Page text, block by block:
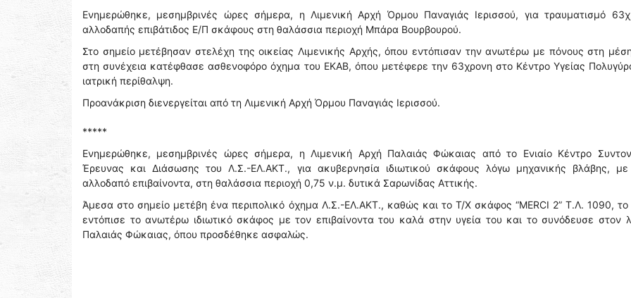
Ενημερώθηκε, μεσημβρινές ώρες σήμερα, η Λιμενική Αρχή Όρμου Παναγιάς Ιερισσού, για τραυματισμό
αλλοδαπής επιβάτιδος Ε/Π σκάφους στη θαλάσσια περιοχή Μπάρα Βουρβουρού.
Στο σημείο μετέβησαν στελέχη της οικείας Λιμενικής Αρχής, όπου εντόπισαν την ανωτέρω με πόνους στη
στη συνέχεια κατέφθασε ασθενοφόρο όχημα του ΕΚΑΒ, όπου μετέφερε την 63χρονη στο Κέντρο Υγείας
ιατρική περίθαλψη.
Προανάκριση διενεργείται από τη Λιμενική Αρχή Όρμου Παναγιάς Ιερισσού.
*****
Ενημερώθηκε, μεσημβρινές ώρες σήμερα, η Λιμενική Αρχή Παλαιάς Φώκαιας από το Ενιαίο Κέντρο
Έρευνας και Διάσωσης του Λ.Σ.-ΕΛ.ΑΚΤ., για ακυβερνησία ιδιωτικού σκάφους λόγω μηχανικής βλάβης,
αλλοδαπό επιβαίνοντα, στη θαλάσσια περιοχή 0,75 ν.μ. δυτικά Σαρωνίδας Αττικής.
Άμεσα στο σημείο μετέβη ένα περιπολικό όχημα Λ.Σ.-ΕΛ.ΑΚΤ., καθώς και το Τ/Χ σκάφος “MERCI 2” Τ.Λ. 1090, το
εντόπισε το ανωτέρω ιδιωτικό σκάφος με τον επιβαίνοντα του καλά στην υγεία του και το συνόδευσε στον
Παλαιάς Φώκαιας, όπου προσδέθηκε ασφαλώς.